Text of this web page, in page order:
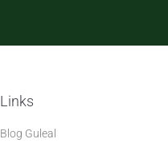
Links
Blog Guleal